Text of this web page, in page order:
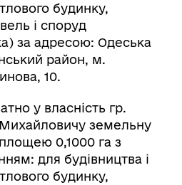
будинку,
і споруд
за адресою: Одеська
район, м.
10.
у власність гр.
земельну
0,1000 га з
для будівництва і
будинку,